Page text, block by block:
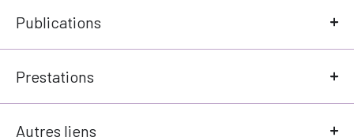
Publications
Prestations
Autres liens